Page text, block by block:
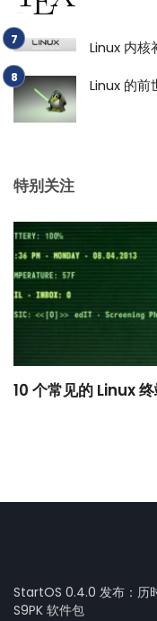
Linux 内核
Linux 的前
特别关注
10 个常见的 Linux
StartOS 0.4.0 发布：历
S9PK 软件包